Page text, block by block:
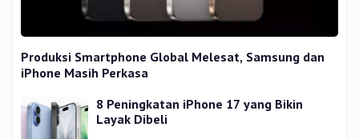
Produksi Smartphone Global Melesat, Samsung dan
iPhone Masih Perkasa
8 Peningkatan iPhone 17 yang Bikin
Layak Dibeli